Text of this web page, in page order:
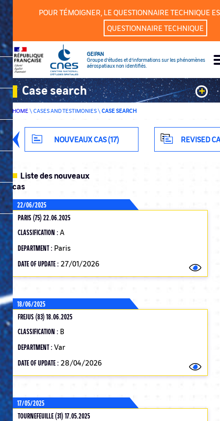
POUR TÉMOIGNER, LE QUESTIONNAIRE TECHNIQUE
QUESTIONNAIRE TECHNIQUE
GEIPAN
Groupe d’études et d’informations sur les phénomènes
aérospatiaux non identifiés.
Case search +
Keywords
Classification
ADVANCED SEARCH
NOUVEAUX CAS (17) REVISED
HOME \ CASES AND TESTIMONIES\ CASE SEARCH
Liste des nouveaux
cas
22/06/2025
PARIS (75) 22.06.2025
CLASSIFICATION : A
DEPARTMENT : Paris
DATE OF UPDATE : 27/01/2026
18/06/2025
FREJUS (83) 18.06.2025
CLASSIFICATION : B
DEPARTMENT : Var
DATE OF UPDATE : 28/04/2026
17/05/2025
TOURNEFEUILLE (31) 17.05.2025